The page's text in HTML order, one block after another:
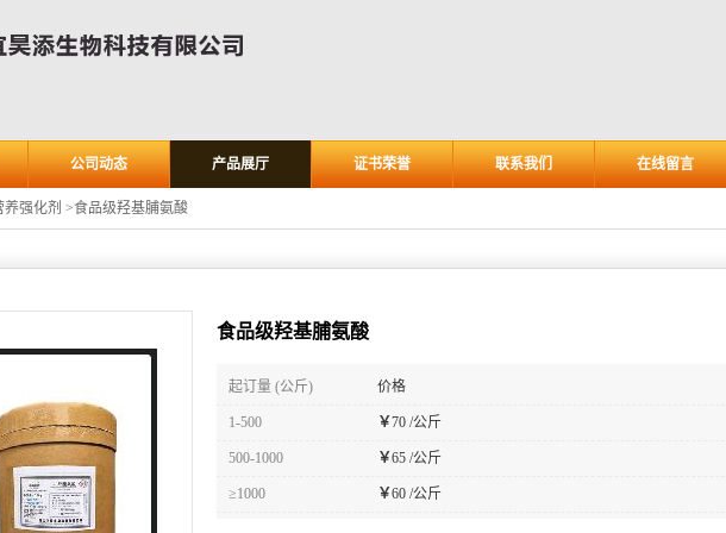
公司动态 产品展厅 证书荣誉 联系我们 在线留言
养强化剂 >食品级羟基脯氨酸
食品级羟基脯氨酸
起订量 (公斤) 价格
1-500 ￥70 /公斤
500-1000 ￥65 /公斤
≥1000 ￥60 /公斤